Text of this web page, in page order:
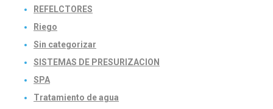
REFELCTORES
Riego
Sin categorizar
SISTEMAS DE PRESURIZACION
SPA
Tratamiento de agua